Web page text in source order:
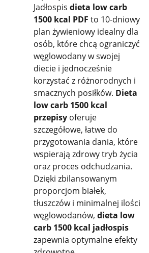
Jadłospis dieta low carb
1500 kcal PDF to 10-dniowy
plan żywieniowy idealny dla
osób, które chcą ograniczyć
węglowodany w swojej
diecie i jednocześnie
korzystać z różnorodnych i
smacznych posiłków. Dieta
low carb 1500 kcal
przepisy oferuje
szczegółowe, łatwe do
przygotowania dania, które
wspierają zdrowy tryb życia
oraz proces odchudzania.
Dzięki zbilansowanym
proporcjom białek,
tłuszczów i minimalnej ilości
węglowodanów, dieta low
carb 1500 kcal jadłospis
zapewnia optymalne efekty